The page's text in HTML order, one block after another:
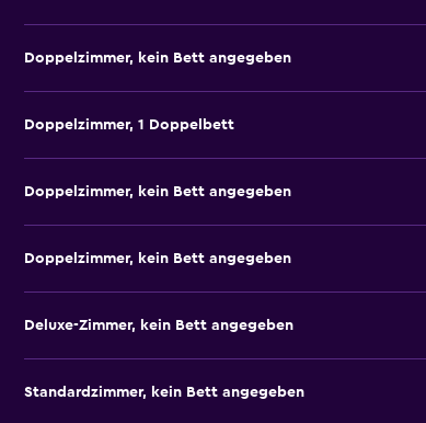
Doppelzimmer, kein Bett angegeben
Doppelzimmer, 1 Doppelbett
Doppelzimmer, kein Bett angegeben
Doppelzimmer, kein Bett angegeben
Deluxe-Zimmer, kein Bett angegeben
Standardzimmer, kein Bett angegeben